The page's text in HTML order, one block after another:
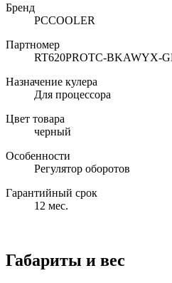
Бренд
PCCOOLER
Партномер
RT620PROTC-BKAWYX-
Назначение кулера
Для процессора
Цвет товара
черный
Особенности
Регулятор оборотов
Гарантийный срок
12 мес.
Габариты и вес